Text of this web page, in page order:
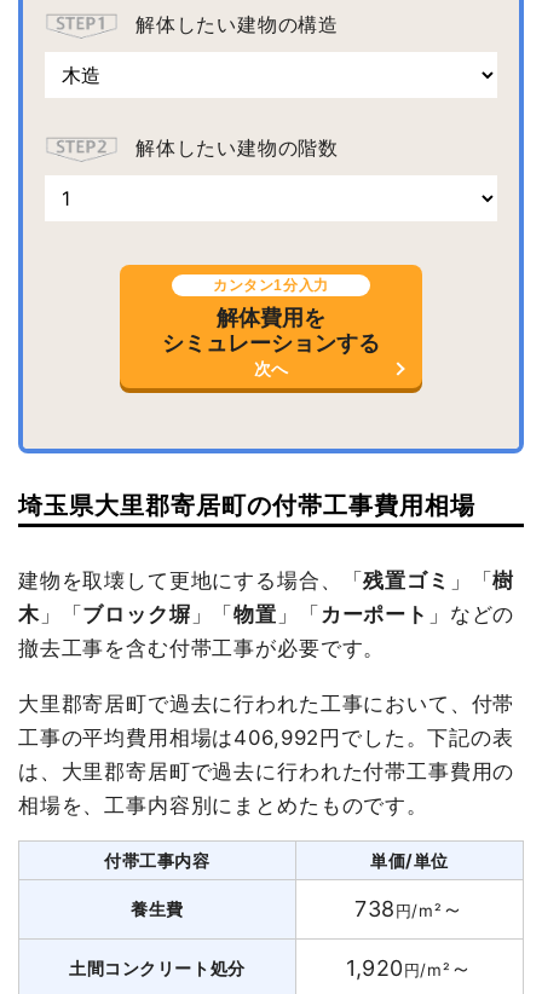
解体したい建物の構造
解体したい建物の階数
カンタン1分入力
解体費用を
シミュレーションする
次へ
埼玉県大里郡寄居町の付帯工事費用相場
建物を取壊して更地にする場合、「残置ゴミ 」「樹
木」「 ブロック塀 」「物置 」「 カーポート 」などの
撤去工事を含む付帯工事が必要です。
大里郡寄居町で過去に行われた工事において、付帯
工事の平均費用相場は406,992円でした。下記の表
は、大里郡寄居町で過去に行われた付帯工事費用の
相場を、工事内容別にまとめたものです。
付帯工事内容 単価/単位
養生費 738円/m² ～
土間コンクリート処分 1,920円/m² ～